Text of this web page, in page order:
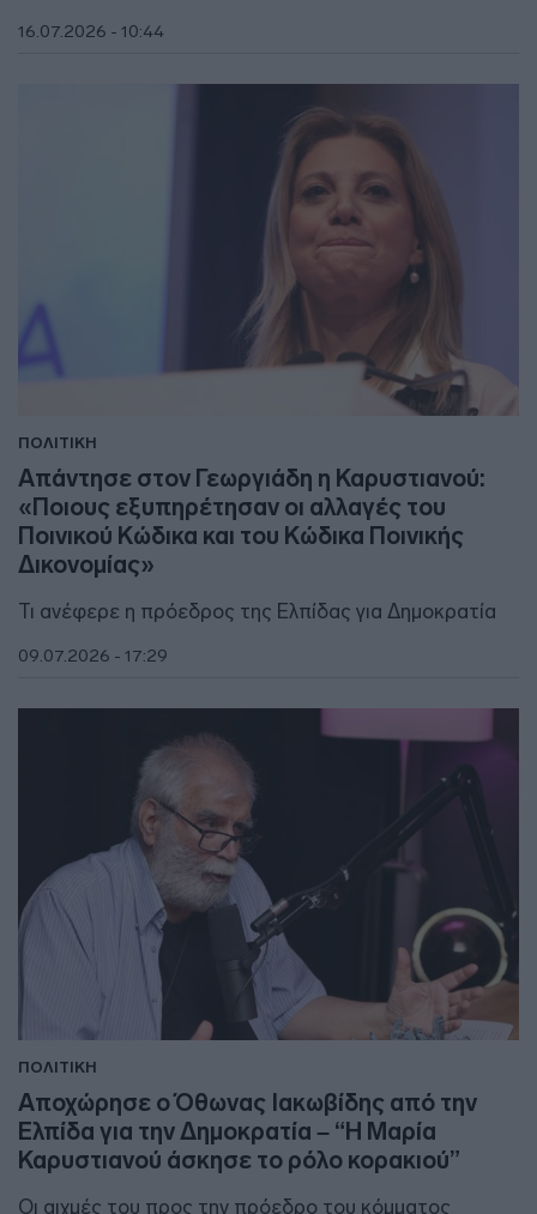
16.07.2026 - 10:44
ΠΟΛΙΤΙΚΗ
Απάντησε στον Γεωργιάδη η Καρυστιανού:
«Ποιους εξυπηρέτησαν οι αλλαγές του
Ποινικού Κώδικα και του Κώδικα Ποινικής
Δικονομίας»
Τι ανέφερε η πρόεδρος της Ελπίδας για Δημοκρατία
09.07.2026 - 17:29
ΠΟΛΙΤΙΚΗ
Αποχώρησε ο Όθωνας Ιακωβίδης από την
Ελπίδα για την Δημοκρατία – “Η Μαρία
Καρυστιανού άσκησε το ρόλο κορακιού”
Οι αιχμές του προς την πρόεδρο του κόμματος